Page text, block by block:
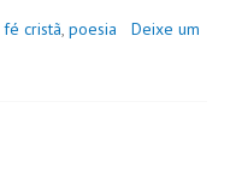
fé cristã, poesia
Deixe um